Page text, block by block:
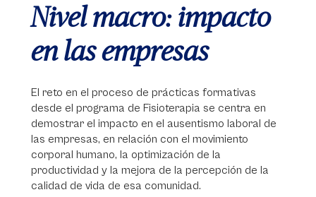
Nivel macro: impacto
en las empresas
El reto en el proceso de prácticas formativas
desde el programa de Fisioterapia se centra en
demostrar el impacto en el ausentismo laboral de
las empresas, en relación con el movimiento
corporal humano, la optimización de la
productividad y la mejora de la percepción de la
calidad de vida de esa comunidad.